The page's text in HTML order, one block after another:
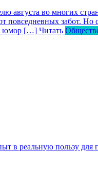
августа во многих
забот. Но
юмор […] Читать
в реальную пользу для